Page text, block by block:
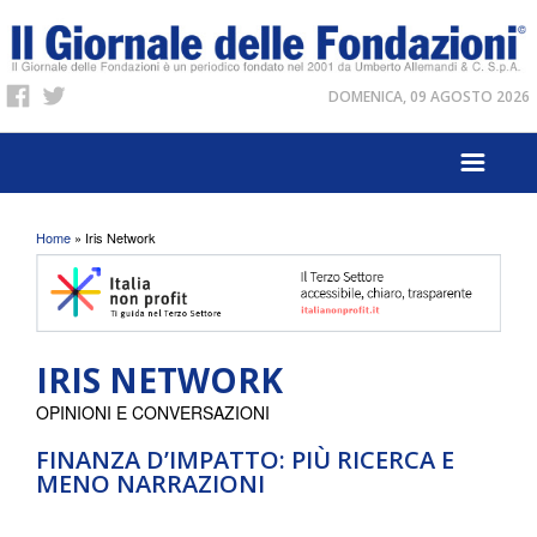
DOMENICA, 09 AGOSTO 2026
Tu sei qui
Home » Iris Network
IRIS NETWORK
FINANZA D’IMPATTO: PIÙ RICERCA E
MENO NARRAZIONI
OPINIONI E CONVERSAZIONI